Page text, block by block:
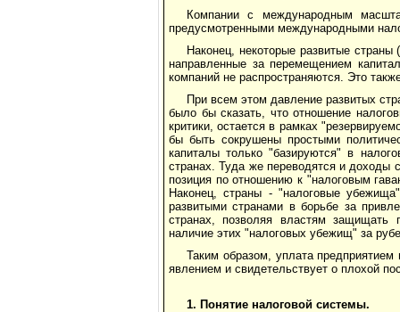
Компании с международным
предусмотренными международными
Наконец, некоторые развитые
направленные за перемещением
компаний не распространяются. Это
При всем этом давление развитых
было бы сказать, что отношение
критики, остается в рамках
бы быть сокрушены простыми
капиталы только "базируются" в
странах. Туда же переводятся и доходы
позиция по отношению к "налоговым
Наконец, страны - "налоговые
развитыми странами в борьбе за
странах, позволяя властям защищать
наличие этих "налоговых убежищ" за
Таким образом, уплата
явлением и свидетельствует о плохой
1. Понятие налоговой системы.